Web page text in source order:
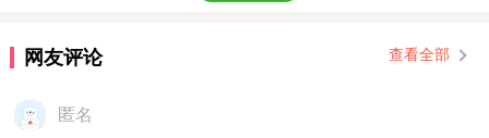
网友评论 查看全部
匿名